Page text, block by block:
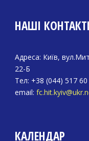
НАШІ
Адреса: Київ,
22-Б
Тел: +38 (044) 517 60
email:
КАЛЕНДАР